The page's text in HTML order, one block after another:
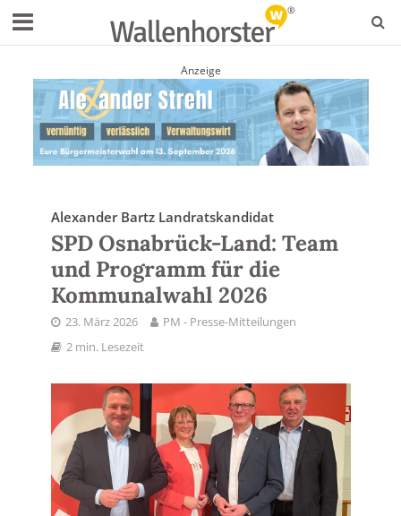
Anzeige
Alexander Bartz Landratskandidat
SPD Osnabrück-Land: Team
und Programm für die
Kommunalwahl 2026
23. März 2026
PM - Presse-Mitteilungen
2 min. Lesezeit